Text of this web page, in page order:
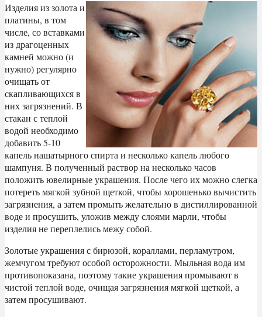
Изделия из золота и
платины, в том
числе, со вставками
из драгоценных
камней можно (и
нужно) регулярно
очищать от
скапливающихся в
них загрязнений. В
стакан с теплой
водой необходимо
добавить 5-10
капель нашатырного спирта и несколько капель любого
шампуня. В полученный раствор на несколько часов
положить ювелирные украшения. После чего их можно слегка
потереть мягкой зубной щеткой, чтобы хорошенько вычистить
загрязнения, а затем промыть желательно в дистиллированной
воде и просушить, уложив между слоями марли, чтобы
изделия не переплелись межу собой.
Золотые украшения с бирюзой, кораллами, перламутром,
жемчугом требуют особой осторожности. Мыльная вода им
противопоказана, поэтому такие украшения промывают в
чистой теплой воде, очищая загрязнения мягкой щеткой, а
затем просушивают.